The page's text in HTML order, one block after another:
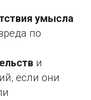
умысла
по
и
если они